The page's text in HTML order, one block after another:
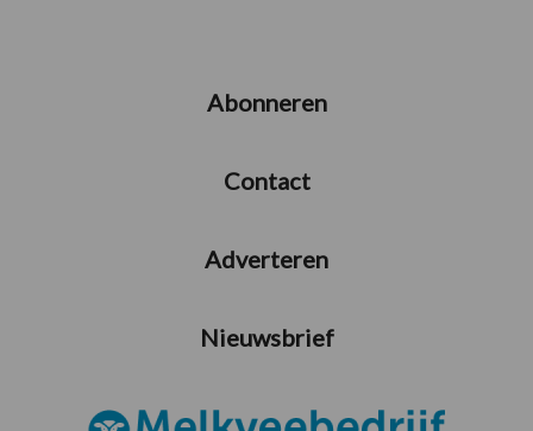
Abonneren
Contact
Adverteren
Nieuwsbrief